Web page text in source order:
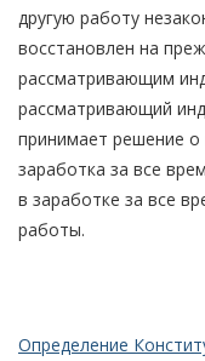
другую работу
восстановлен на
рассматривающим
рассматривающий
принимает решение о
заработка за все
в заработке за все
работы.
Определение